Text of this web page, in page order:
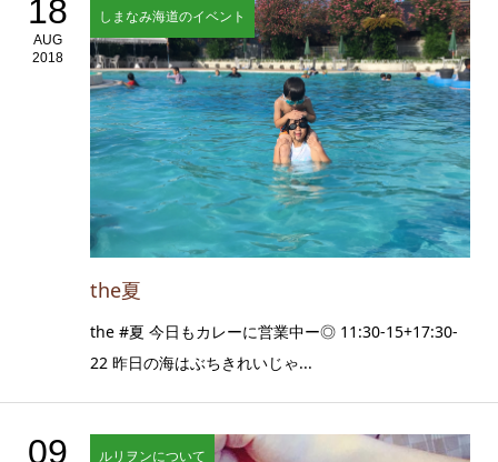
18
AUG
2018
しまなみ海道のイベント
the夏
the #夏 今日もカレーに営業中ー◎ 11:30-15+17:30-
22 昨日の海はぶちきれいじゃ...
09 ルリヲンについて